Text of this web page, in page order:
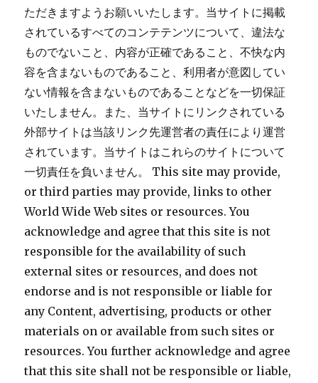
ただきますようお願いいたします。当サイトに掲載
されているすべてのコンテテンツについて、違法な
ものでないこと、内容が正確であること、不快な内
容を含まないものであること、利用者が意図してい
ない情報を含まないものであることなどを一切保証
いたしません。また、当サイトにリンクされている
外部サイトは当該リンク先運営者の責任により運営
されています。当サイトはこれらのサイトについて
一切責任を負いません。 This site may provide,
or third parties may provide, links to other
World Wide Web sites or resources. You
acknowledge and agree that this site is not
responsible for the availability of such
external sites or resources, and does not
endorse and is not responsible or liable for
any Content, advertising, products or other
materials on or available from such sites or
resources. You further acknowledge and agree
that this site shall not be responsible or liable,